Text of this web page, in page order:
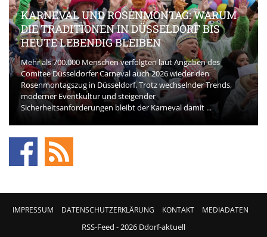
KARNEVAL UND ROSENMONTAG: WARUM
DIE TRADITIONEN IN DÜSSELDORF BIS
HEUTE LEBENDIG BLEIBEN
Mehr als 700.000 Menschen verfolgten laut Angaben des
Comitee Düsseldorfer Carneval auch 2026 wieder den
Rosenmontagszug in Düsseldorf. Trotz wechselnder Trends,
moderner Eventkultur und steigender
Sicherheitsanforderungen bleibt der Karneval damit ...
IMPRESSUM DATENSCHUTZERKLÄRUNG KONTAKT MEDIADATEN
RSS-Feed - 2026 Ddorf-aktuell